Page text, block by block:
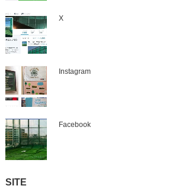
X
Instagram
Facebook
SITE